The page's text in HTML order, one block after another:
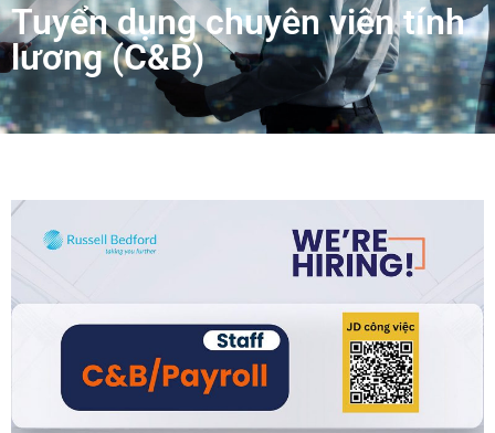
Tuyển dụng chuyên viên tính
lương (C&B)